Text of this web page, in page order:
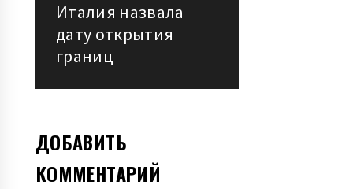
Следующая
запись:
Италия назвала
дату открытия
границ
ДОБАВИТЬ
КОММЕНТАРИЙ